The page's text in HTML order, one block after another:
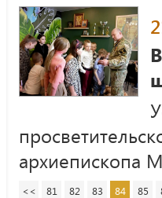
архиепископа
<< 81 82 83 84 85